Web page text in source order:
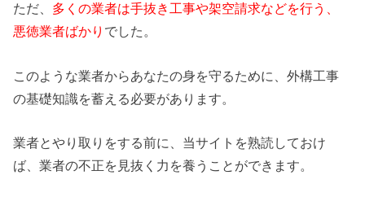
ただ、 多くの業者は手抜き工事や架空請求などを行う、
悪徳業者ばかり でした。
このような業者からあなたの身を守るために、外構工事
の基礎知識を蓄える必要があります。
業者とやり取りをする前に、当サイトを熟読しておけ
ば、業者の不正を見抜く力を養うことができます。